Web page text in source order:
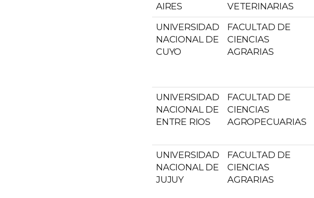
AIRES
VETERINARIAS
UNIVERSIDAD
NACIONAL DE
CUYO
FACULTAD DE
CIENCIAS
AGRARIAS
UNIVERSIDAD
NACIONAL DE
ENTRE RIOS
FACULTAD DE
CIENCIAS
AGROPECUARIAS
UNIVERSIDAD
NACIONAL DE
JUJUY
FACULTAD DE
CIENCIAS
AGRARIAS